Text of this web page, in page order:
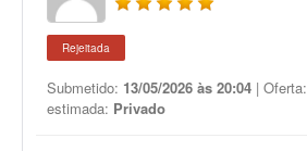
Rejeitada
Submetido: 13/05/2026 às 20:04 | Oferta:
estimada: Privado